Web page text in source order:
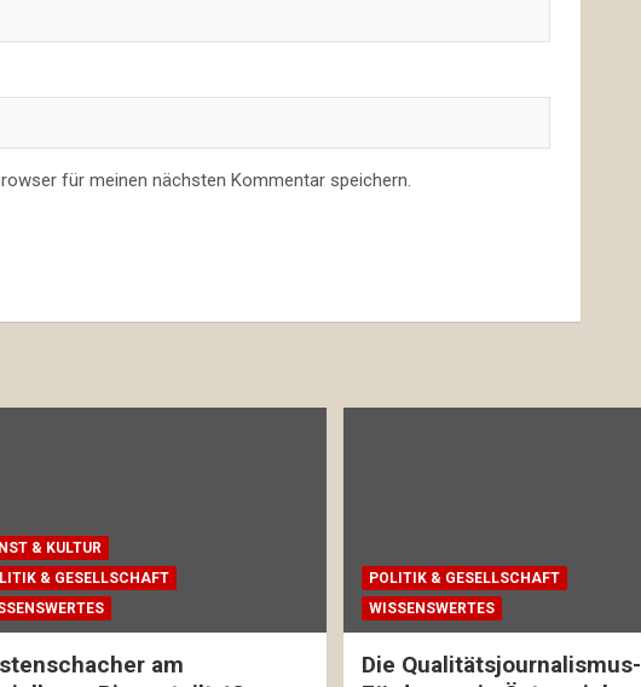
für meinen nächsten Kommentar speichern.
& KULTUR
& GESELLSCHAFT
am
POLITIK & GESELLSCHAFT
WISSENSWERTES
Die Qualitätsjournalismus-